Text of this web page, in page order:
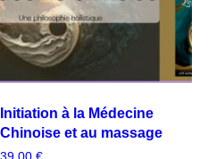
Initiation à la Médecine
Chinoise et au massage